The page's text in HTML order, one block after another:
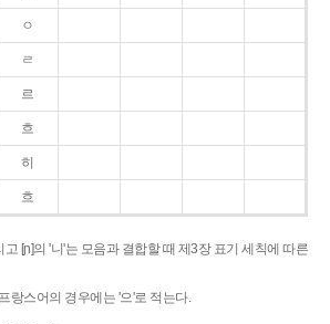
ㅇ
ㄹ
르
흐
히
흐
고 [ɲ]의 '니'는 모음과 결합할 때 제3장 표기 세칙에 따른
랑스어의 경우에는 '으'로 적는다.